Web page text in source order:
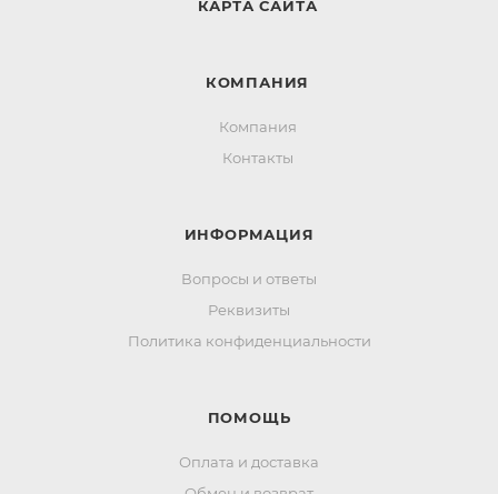
КАРТА САЙТА
КОМПАНИЯ
Компания
Контакты
ИНФОРМАЦИЯ
Вопросы и ответы
Реквизиты
Политика конфиденциальности
ПОМОЩЬ
Оплата и доставка